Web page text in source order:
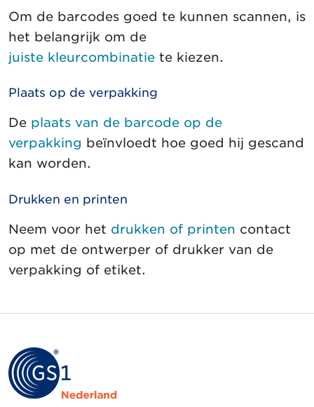
Om de barcodes goed te kunnen scannen, is
het belangrijk om de
juiste kleurcombinatie te kiezen.
Plaats op de verpakking
De plaats van de barcode op de
verpakking beïnvloedt hoe goed hij gescand
kan worden.
Drukken en printen
Neem voor het drukken of printen contact
op met de ontwerper of drukker van de
verpakking of etiket.